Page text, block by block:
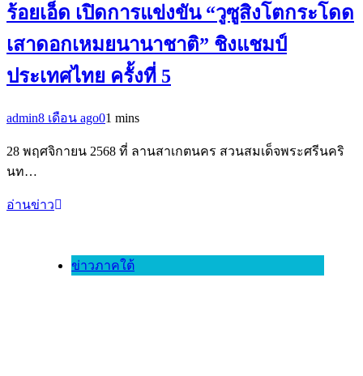
ร้อยเอ็ด เปิดการแข่งขัน “วูซูสิงโตกระโดด
เสาดอกเหมยนานาชาติ” ชิงแชมป์
ประเทศไทย ครั้งที่ 5
admin8 เดือน ago01 mins
28 พฤศจิกายน 2568 ที่ ลานสาเกตนคร สวนสมเด็จพระศรีนคริ
นท…
อ่านข่าว
ข่าวภาคใต้